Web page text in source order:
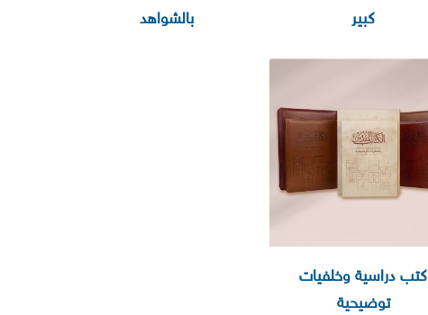
كبير
بالشواهد
كتب دراسية وخلفيات
توضيحية